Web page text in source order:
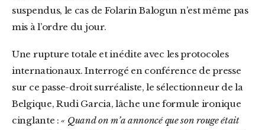
suspendus, le cas de Folarin Balogun n’est même pas
mis à l’ordre du jour.
Une rupture totale et inédite avec les protocoles
internationaux. Interrogé en conférence de presse
sur ce passe-droit surréaliste, le sélectionneur de la
Belgique, Rudi Garcia, lâche une formule ironique
cinglante :« Quand on m’a annoncé que son rouge était